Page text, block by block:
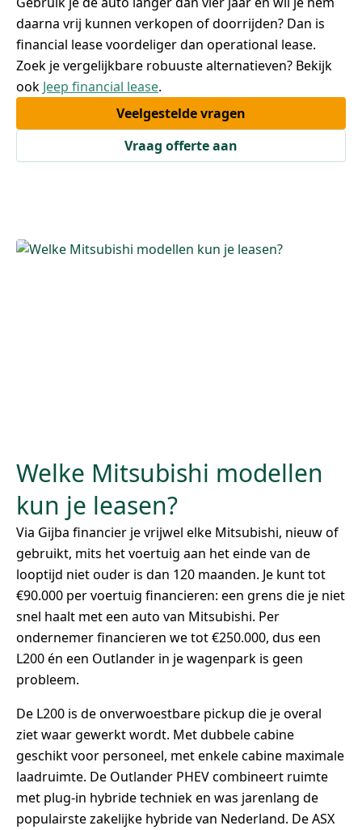
daarna vrij kunnen verkopen of doorrijden? Dan is
financial lease voordeliger dan operational lease.
Zoek je vergelijkbare robuuste alternatieven? Bekijk
ook Jeep financial lease.
Veelgestelde vragen
Vraag offerte aan
Welke Mitsubishi modellen
kun je leasen?
Via Gijba financier je vrijwel elke Mitsubishi, nieuw of
gebruikt, mits het voertuig aan het einde van de
looptijd niet ouder is dan 120 maanden. Je kunt tot
€90.000 per voertuig financieren: een grens die je niet
snel haalt met een auto van Mitsubishi. Per
ondernemer financieren we tot €250.000, dus een
L200 én een Outlander in je wagenpark is geen
probleem.
De L200 is de onverwoestbare pickup die je overal
ziet waar gewerkt wordt. Met dubbele cabine
geschikt voor personeel, met enkele cabine maximale
laadruimte. De Outlander PHEV combineert ruimte
met plug-in hybride techniek en was jarenlang de
populairste zakelijke hybride van Nederland. De ASX